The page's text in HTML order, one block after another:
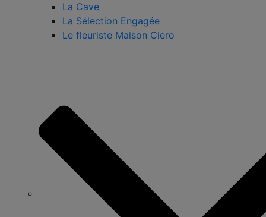
La Cave
La Sélection Engagée
Le fleuriste Maison Ciero